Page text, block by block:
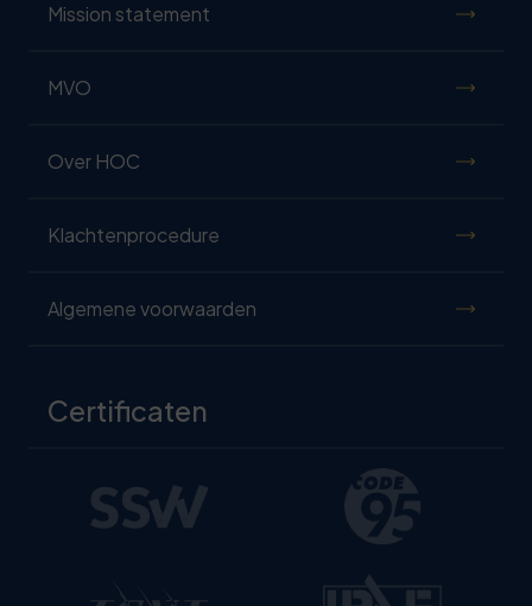
Mission statement
MVO
Over HOC
Klachtenprocedure
Algemene voorwaarden
Certificaten